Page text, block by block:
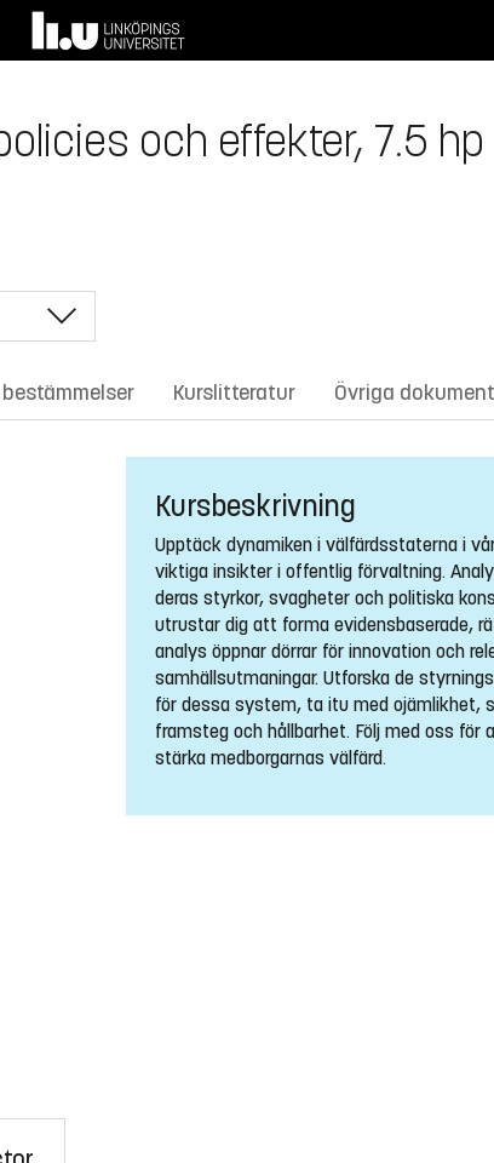
och effekter, 7.5 hp
bestämmelser Kurslitteratur Övriga dokument
Kursbeskrivning
Upptäck dynamiken i välfärdsstaterna i
viktiga insikter i offentlig förvaltning.
deras styrkor, svagheter och politiska
utrustar dig att forma evidensbaserade,
analys öppnar dörrar för innovation och
samhällsutmaningar. Utforska de
för dessa system, ta itu med ojämlikhet,
framsteg och hållbarhet. Följ med oss
stärka medborgarnas välfärd.